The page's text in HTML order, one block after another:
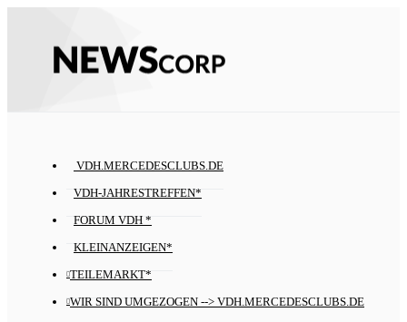
VDH.MERCEDESCLUBS.DE
VDH-JAHRESTREFFEN*
FORUM VDH *
KLEINANZEIGEN*
TEILEMARKT*
WIR SIND UMGEZOGEN --> VDH.MERCEDESCLUBS.DE